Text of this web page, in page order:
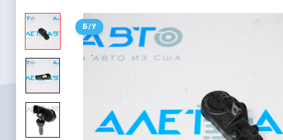
Б/У